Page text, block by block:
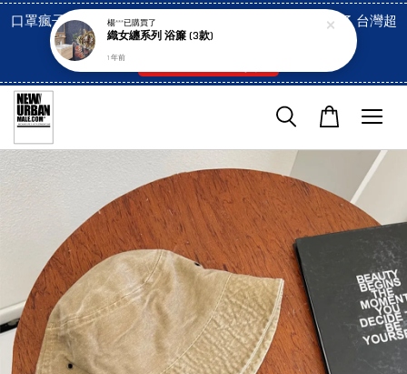
口罩瘋子官網, 放心訂購! 香港澳門信用卡付費已經開啓了 台灣超
市貨到付款也是!
楊***已購買了
織女纏系列 浴簾 (3款)
1 年前